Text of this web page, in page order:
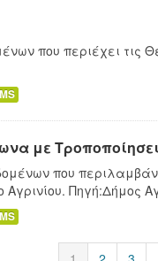
που περιέχει τις
με
που
Αγρινίου. Πηγή:Δήμος